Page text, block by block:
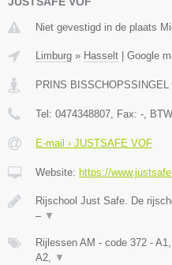
Niet gevestigd in de plaats
Limburg » Hasselt Google
PRINS BISSCHOPSSINGEL
Tel: 0474348807, Fax: -,
E-mail › JUSTSAFE VOF
Website: https://
Rijschool Just Safe. De
– ▼
Rijlessen AM - code 372 -
A2, ▼